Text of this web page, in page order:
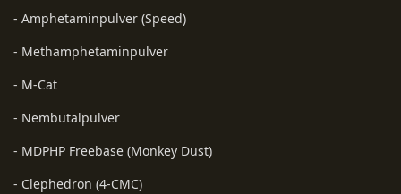
- Amphetaminpulver (Speed)
- Methamphetaminpulver
- M-Cat
- Nembutalpulver
- MDPHP Freebase (Monkey Dust)
- Clephedron (4-CMC)